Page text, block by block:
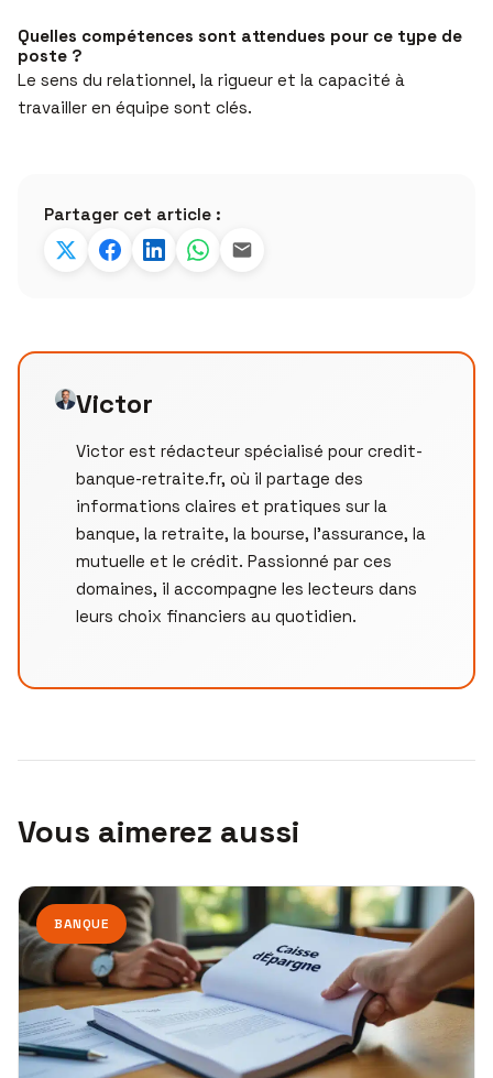
Quelles compétences sont attendues pour ce type de
poste ?
Le sens du relationnel, la rigueur et la capacité à
travailler en équipe sont clés.
Partager cet article :
Victor
Victor est rédacteur spécialisé pour credit-
banque-retraite.fr, où il partage des
informations claires et pratiques sur la
banque, la retraite, la bourse, l’assurance, la
mutuelle et le crédit. Passionné par ces
domaines, il accompagne les lecteurs dans
leurs choix financiers au quotidien.
Vous aimerez aussi
BANQUE